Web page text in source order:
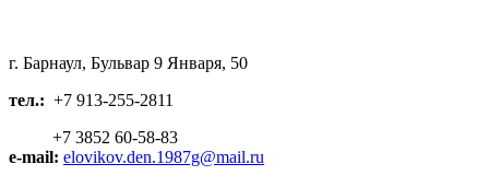
г. Барнаул, Бульвар 9 Января, 50
тел.: +7 913-255-2811
+7 3852 60-58-83
e-mail: elovikov.den.1987g@mail.ru